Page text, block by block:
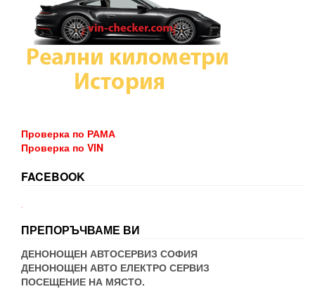
Проверка по РАМА
Проверка по VIN
FACEBOOK
ПРЕПОРЪЧВАМЕ ВИ
ДЕНОНОЩЕН АВТОСЕРВИЗ СОФИЯ
ДЕНОНОЩЕН АВТО ЕЛЕКТРО СЕРВИЗ
ПОСЕЩЕНИЕ НА МЯСТО.